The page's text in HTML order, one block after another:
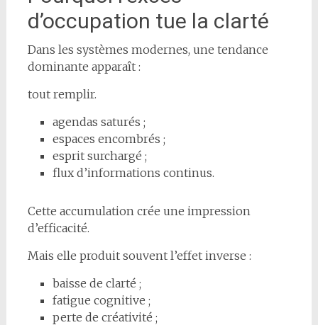
d’occupation tue la clarté
Dans les systèmes modernes, une tendance
dominante apparaît :
tout remplir.
agendas saturés ;
espaces encombrés ;
esprit surchargé ;
flux d’informations continus.
Cette accumulation crée une impression
d’efficacité.
Mais elle produit souvent l’effet inverse :
baisse de clarté ;
fatigue cognitive ;
perte de créativité ;